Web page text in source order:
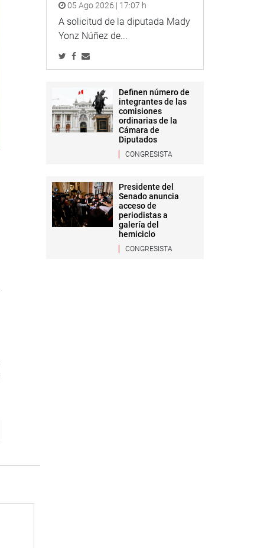
05 Ago 2026 | 17:07 h
A solicitud de la diputada Mady
Yonz Núñez de...
Definen número de
integrantes de las
comisiones
ordinarias de la
Cámara de
Diputados
CONGRESISTA
Presidente del
Senado anuncia
acceso de
periodistas a
galería del
hemiciclo
CONGRESISTA